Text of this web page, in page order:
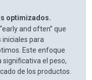
optimizados.
and often” que
iniciales para
Este enfoque
el peso,
de los productos.